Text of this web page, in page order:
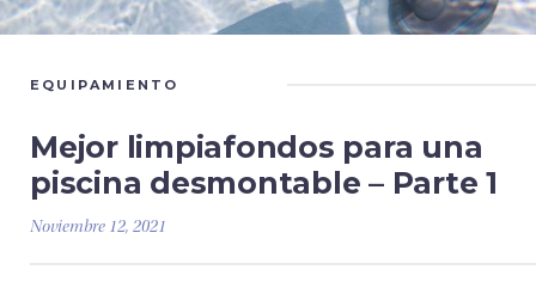
EQUIPAMIENTO
Mejor limpiafondos para una
piscina desmontable – Parte 1
Noviembre 12, 2021